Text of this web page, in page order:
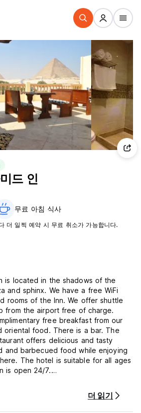
드 인
무료 아침 식사‎
더 일찍 예약 시 무료 취소가 가능합니다.
is located in the shadows of the
and sphinx. We have a free WiFi
rooms of the Inn. We offer shuttle
from the airport free of charge.
free breakfast from our
oriental food. There is a bar. The
offers delicious and tasty
and barbecued food while enjoying
all ages
is open 24/7.
minute walk from these wonders of
unmatched views of the pyramids,
away from the Pyramid of
더 읽기